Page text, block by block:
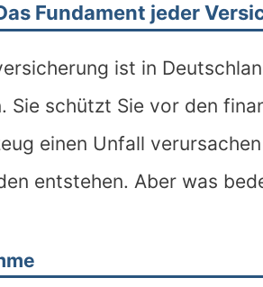
Fundament jeder
ist in
Sie schützt Sie vor den
einen Unfall
entstehen. Aber was